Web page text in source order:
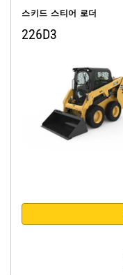
스키드 스티어 로더
226D3